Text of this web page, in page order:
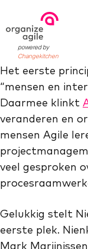
powered by
Changekitchen
Het eerste
“mensen en
Daarmee klinkt
veranderen en
mensen Agile
veel gesproken
Gelukkig stelt
eerste plek.
Mark